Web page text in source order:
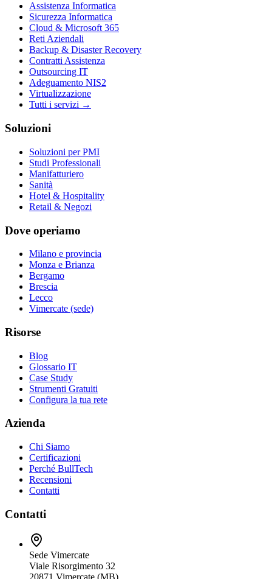
Assistenza Informatica
Sicurezza Informatica
Cloud & Microsoft 365
Reti Aziendali
Backup & Disaster Recovery
Contratti Assistenza
Outsourcing IT
Adeguamento NIS2
Virtualizzazione
Tutti i servizi →
Soluzioni
Soluzioni per PMI
Studi Professionali
Manifatturiero
Sanità
Hotel & Hospitality
Retail & Negozi
Dove operiamo
Milano e provincia
Monza e Brianza
Bergamo
Brescia
Lecco
Vimercate (sede)
Risorse
Blog
Glossario IT
Case Study
Strumenti Gratuiti
Configura la tua rete
Azienda
Chi Siamo
Certificazioni
Perché BullTech
Recensioni
Contatti
Contatti
Sede Vimercate
Viale Risorgimento 32
20871 Vimercate (MB)